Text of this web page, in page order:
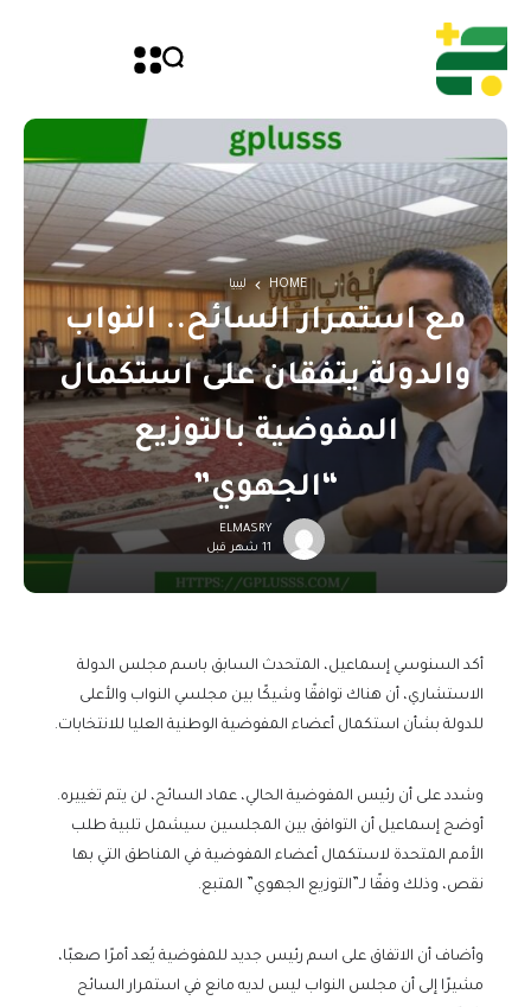
HOME ليبيا
مع استمرار السائح.. النواب
والدولة يتفقان على استكمال
المفوضية بالتوزيع
“الجهوي”
ELMASRY
11 شهر قبل
أكد السنوسي إسماعيل، المتحدث السابق باسم مجلس الدولة
الاستشاري، أن هناك توافقًا وشيكًا بين مجلسي النواب والأعلى
للدولة بشأن استكمال أعضاء المفوضية الوطنية العليا للانتخابات.
وشدد على أن رئيس المفوضية الحالي، عماد السائح، لن يتم تغييره.
أوضح إسماعيل أن التوافق بين المجلسين سيشمل تلبية طلب
الأمم المتحدة لاستكمال أعضاء المفوضية في المناطق التي بها
نقص، وذلك وفقًا لـ”التوزيع الجهوي” المتبع.
وأضاف أن الاتفاق على اسم رئيس جديد للمفوضية يُعد أمرًا صعبًا،
مشيرًا إلى أن مجلس النواب ليس لديه مانع في استمرار السائح